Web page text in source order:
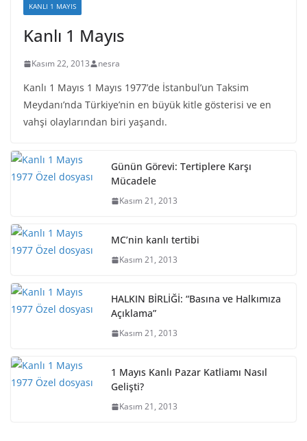
KANLI 1 MAYIS
Kanlı 1 Mayıs
Kasım 22, 2013 nesra
Kanlı 1 Mayıs 1 Mayıs 1977’de İstanbul’un Taksim
Meydanı’nda Türkiye’nin en büyük kitle gösterisi ve en
vahşi olaylarından biri yaşandı.
Günün Görevi: Tertiplere Karşı
Mücadele
Kasım 21, 2013
MC’nin kanlı tertibi
Kasım 21, 2013
HALKIN BİRLİĞİ: “Basına ve Halkımıza
Açıklama”
Kasım 21, 2013
1 Mayıs Kanlı Pazar Katliamı Nasıl
Gelişti?
Kasım 21, 2013